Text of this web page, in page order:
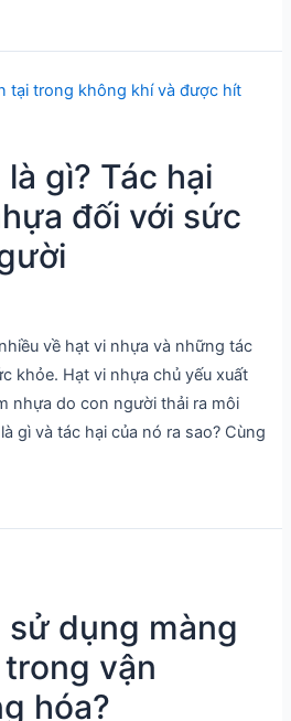
gì? Tác hại
đối với sức
về hạt vi nhựa và những tác
khỏe. Hạt vi nhựa chủ yếu xuất
nhựa do con người thải ra môi
gì và tác hại của nó ra sao? Cùng
sử dụng màng
vận
hóa?